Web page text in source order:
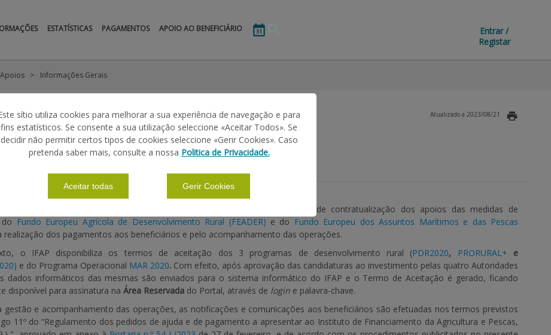
ESTATÍSTICAS PAGAMENTOS APOIO AO BENEFICIÁRIO
Entrar /
Registar
Informações Gerais
DOS APOIOS Atualizado a 2023/08/21
pela disponibilização dos Termos de Aceitação (TA) e processo de contratualização dos apoios das medidas de
Fundo Europeu Agrícola de Desenvolvimento Rural (FEADER) e do Fundo Europeu dos Assuntos Marítimos e das Pescas
realização dos pagamentos aos beneficiários e pelo acompanhamento das operações.
o IFAP disponibiliza os termos de aceitação dos 3 programas de desenvolvimento rural (PDR2020, PRORURAL+ e
) e do Programa Operacional MAR 2020. Com efeito, após aprovação das candidaturas ao investimento pelas quatro Autoridades
dados informáticos das mesmas são enviados para o sistema informático do IFAP e o Termo de Aceitação é gerado, ficando
disponível para assinatura na Área Reservada do Portal, através de login e palavra-chave.
gestão e acompanhamento das operações, as notificações e comunicações aos beneficiários são efetuadas nos termos previstos
11º do “Regulamento dos pedidos de ajuda e de pagamento a apresentar ao Instituto de Financiamento da Agricultura e Pescas,
sítio utiliza cookies para melhorar a sua experiência de navegação e para
fins estatísticos. Se consente a sua utilização seleccione «Aceitar Todos». Se
decidir não permitir certos tipos de cookies seleccione «Gerir Cookies». Caso
pretenda saber mais, consulte a nossa Politica de Privacidade.
Aceitar todas Gerir Cookies